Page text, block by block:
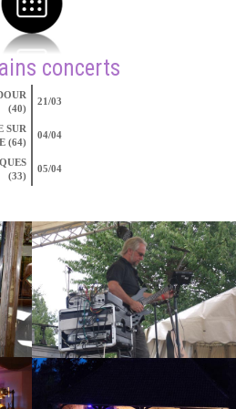
concerts
(40)
21/03
SUR
(64)
04/04
(33)
05/04